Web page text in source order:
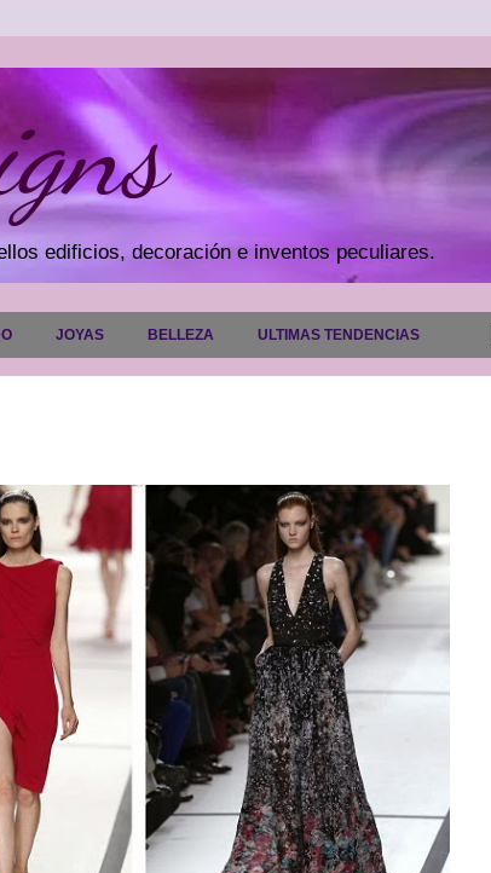
edificios, decoración e inventos peculiares.
JOYAS BELLEZA ULTIMAS TENDENCIAS